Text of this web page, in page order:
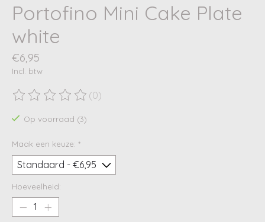
Portofino Mini Cake Plate
white
€6,95
Incl. btw
De beoordeling van dit product is
(0)
Op voorraad (3)
Maak een keuze: *
Hoeveelheid: